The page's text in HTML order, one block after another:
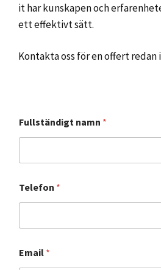
it har kunskapen och
ett effektivt sätt.
Kontakta oss för en offert redan
Fullständigt namn *
Telefon *
Email *